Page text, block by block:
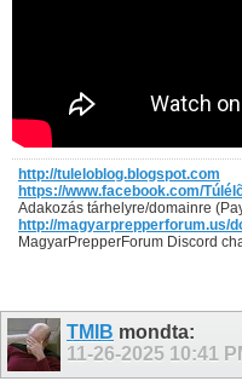
http://tuleloblog.blogspot.com
https://www.facebook.com/
Adakozás tárhelyre/domainre
http://magyarprepperforum.us/
MagyarPrepperForum Discord
TMIB mondta:
11-26-2025 10:41